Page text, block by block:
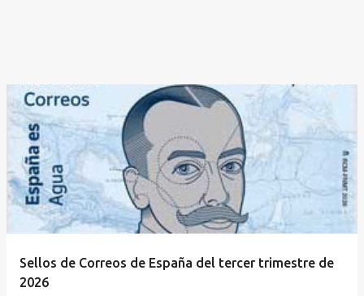
Sellos de Correos de España del tercer trimestre de
2026